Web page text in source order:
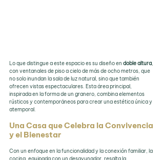
Lo que distingue a este espacio es su diseño en doble altura,
con ventanales de piso a cielo de más de ocho metros, que
no solo inundan la sala de luz natural, sino que también
ofrecen vistas espectaculares. Esta área principal,
inspirada en la forma de un granero, combina elementos
rústicos y contemporáneos para crear una estética única y
atemporal.
Una Casa que Celebra la Convivencia
y el Bienestar
Con un enfoque en la funcionalidad y la conexión familiar, la